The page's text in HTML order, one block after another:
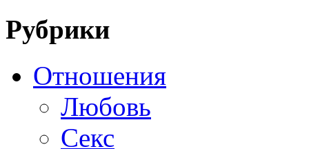
Рубрики
Отношения
Любовь
Секс